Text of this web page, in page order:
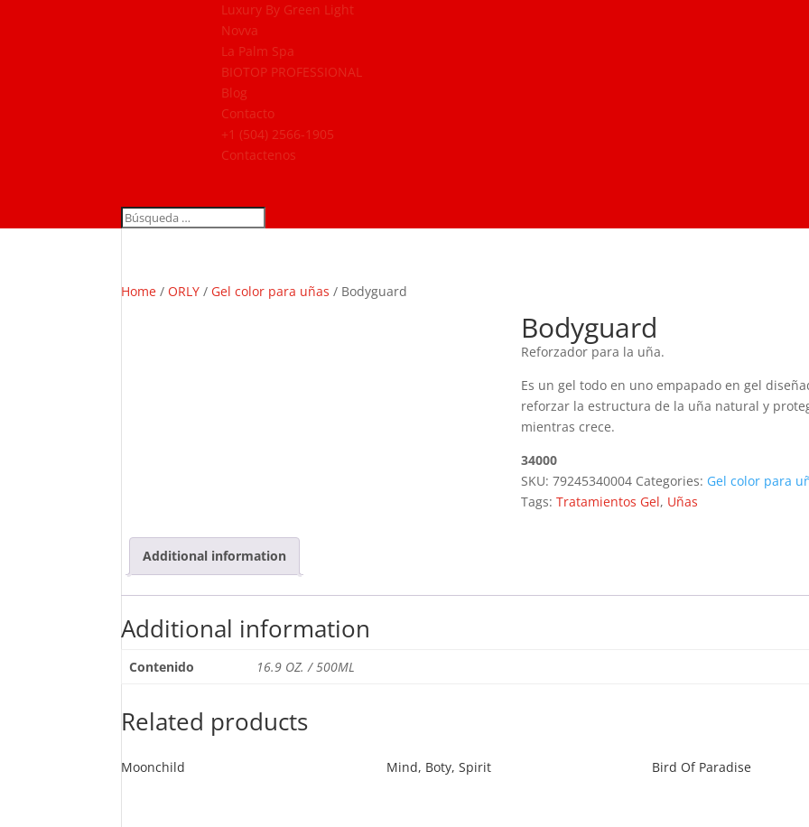
Luxury By Green Light
Novva
La Palm Spa
BIOTOP PROFESSIONAL
Blog
Contacto
+1 (504) 2566-1905
Contactenos
Home /ORLY / Gel color para uñas / Bodyguard
Bodyguard
Reforzador para la uña.
Es un gel todo en uno empapado en gel
reforzar la estructura de la uña natural y
mientras crece.
34000
SKU: 79245340004 Categories: Gel color para
Tags: Tratamientos Gel, Uñas
Additional information
Additional information
Contenido 16.9 OZ. / 500ML
Related products
Moonchild Mind, Boty, Spirit Bird Of Paradise